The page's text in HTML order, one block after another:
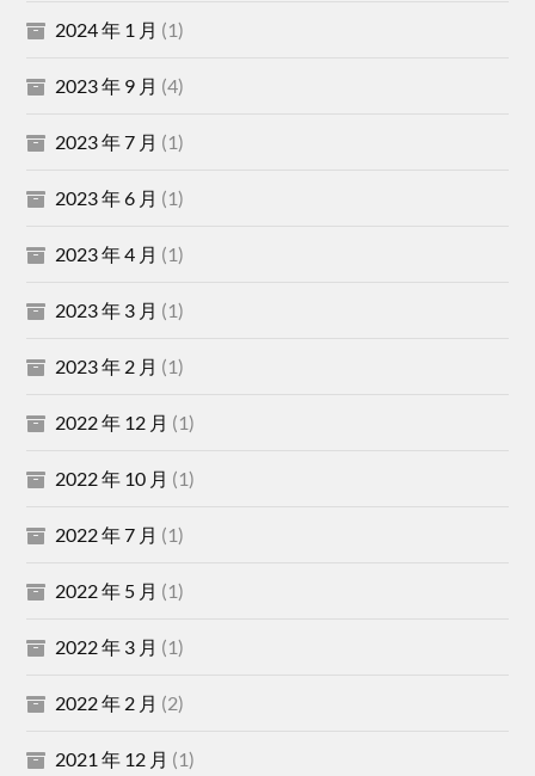
2024 年 1 月 (1)
2023 年 9 月 (4)
2023 年 7 月 (1)
2023 年 6 月 (1)
2023 年 4 月 (1)
2023 年 3 月 (1)
2023 年 2 月 (1)
2022 年 12 月 (1)
2022 年 10 月 (1)
2022 年 7 月 (1)
2022 年 5 月 (1)
2022 年 3 月 (1)
2022 年 2 月 (2)
2021 年 12 月 (1)